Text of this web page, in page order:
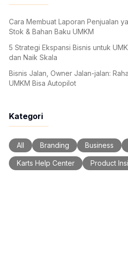
Cara Membuat Laporan Penjualan
Stok & Bahan Baku UMKM
5 Strategi Ekspansi Bisnis untuk
dan Naik Skala
Bisnis Jalan, Owner Jalan-jalan:
UMKM Bisa Autopilot
Kategori
All Branding Business
Karts Help Center Product